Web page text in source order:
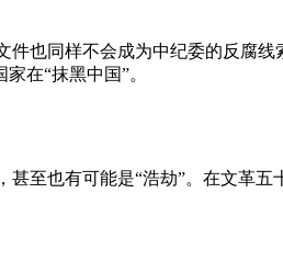
也同样不会成为中纪委的反腐
在“抹黑中国”。
至也有可能是“浩劫”。在文革